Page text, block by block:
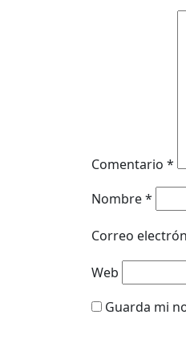
Comentario *
Nombre*
Correo
Web
Guarda mi